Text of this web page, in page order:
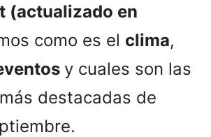
(actualizado en
como es el clima,
y cuales son las
destacadas de